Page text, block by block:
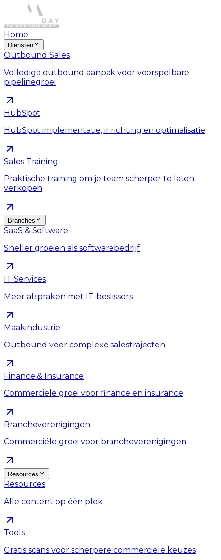
Home
Diensten
Outbound Sales
Volledige outbound aanpak voor voorspelbare
pipelinegroei
HubSpot
HubSpot implementatie, inrichting en optimalisatie
Sales Training
Praktische training om je team scherper te laten
verkopen
Branches
SaaS & Software
Sneller groeien als softwarebedrijf
IT Services
Meer afspraken met IT-beslissers
Maakindustrie
Outbound voor complexe salestrajecten
Finance & Insurance
Commerciële groei voor finance en insurance
Brancheverenigingen
Commerciële groei voor brancheverenigingen
Resources
Resources
Alle content op één plek
Tools
Gratis scans voor scherpere commerciële keuzes